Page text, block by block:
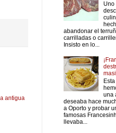
antigua
Uno
abandonar el
carrilladas o
Insisto en lo...
una
deseaba hace
a Oporto y probar
famosas
llevaba...